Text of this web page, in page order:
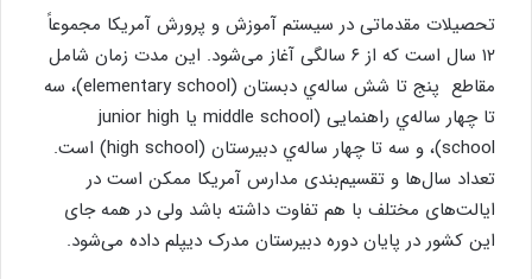
تحصیلات مقدماتی در سیستم آموزش و پرورش آمریکا مجموعاً
۱۲ سال است که از ۶ سالگی آغاز می‌شود. این مدت زمان شامل
مقاطع پنج تا شش ساله‌ي دبستان (elementary school)، سه
تا چهار ساله‌ي راهنمایی (middle school یا junior high
school)، و سه تا چهار ساله‌ي دبیرستان (high school) است.
تعداد سال‌ها و تقسیم‌بندی مدارس آمریکا ممکن است در
ایالت‌های مختلف با هم تفاوت داشته باشد ولی در همه جای
این کشور در پایان دوره دبیرستان مدرک دیپلم داده می‌شود.